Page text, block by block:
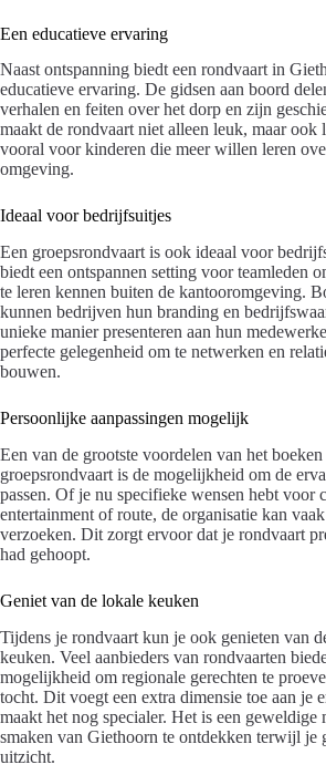
Een educatieve ervaring
Naast ontspanning biedt een rondvaart in
educatieve ervaring. De gidsen aan boord
verhalen en feiten over het dorp en zijn
maakt de rondvaart niet alleen leuk, maar ook
vooral voor kinderen die meer willen leren
omgeving.
Ideaal voor bedrijfsuitjes
Een groepsrondvaart is ook ideaal voor
biedt een ontspannen setting voor teamleden
te leren kennen buiten de kantooromgeving.
kunnen bedrijven hun branding en
unieke manier presenteren aan hun
perfecte gelegenheid om te netwerken en
bouwen.
Persoonlijke aanpassingen mogelijk
Een van de grootste voordelen van het boeken
groepsrondvaart is de mogelijkheid om de
passen. Of je nu specifieke wensen hebt voor
entertainment of route, de organisatie kan
verzoeken. Dit zorgt ervoor dat je rondvaart
had gehoopt.
Geniet van de lokale keuken
Tijdens je rondvaart kun je ook genieten van
keuken. Veel aanbieders van rondvaarten
mogelijkheid om regionale gerechten te
tocht. Dit voegt een extra dimensie toe aan je
maakt het nog specialer. Het is een geweldige
smaken van Giethoorn te ontdekken terwijl je
uitzicht.